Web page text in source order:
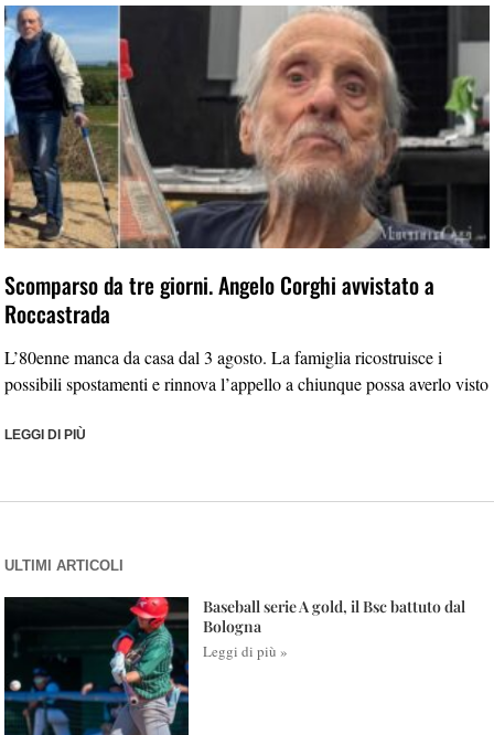
Scomparso da tre giorni. Angelo Corghi avvistato a
Roccastrada
L’80enne manca da casa dal 3 agosto. La famiglia ricostruisce i
possibili spostamenti e rinnova l’appello a chiunque possa averlo visto
LEGGI DI PIÙ
ULTIMI ARTICOLI
Baseball serie A gold, il Bsc battuto dal
Bologna
Leggi di più »